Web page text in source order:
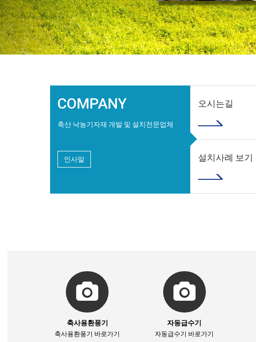
COMPANY
축산 낙농기자재 개발 및 설치전문업체
인사말
오시는길
설치사례 보기
축사용환풍기
축사용환풍기 바로가기
자동급수기
자동급수기 바로가기